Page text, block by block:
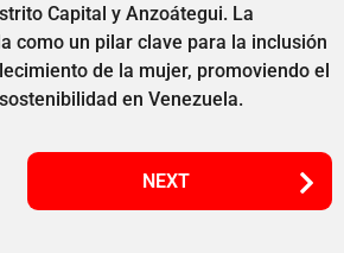
Capital y Anzoátegui. La
como un pilar clave para la inclusión
de la mujer, promoviendo el
en Venezuela.
NEXT